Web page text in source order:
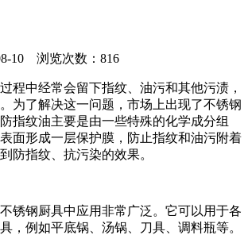
10 浏览次数：816
程中经常会留下指纹、油污和其他污渍，
为了解决这一问题，市场上出现了不锈钢
指纹油主要是由一些特殊的化学成分组
面形成一层保护膜，防止指纹和油污附着
防指纹、抗污染的效果。
锈钢厨具中应用非常广泛。它可以用于各
，例如平底锅、汤锅、刀具、调料瓶等。